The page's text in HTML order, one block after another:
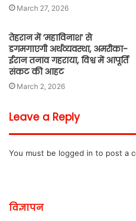
March 27, 2026
तेहरान में ‘महाविनाश’ से
डगमगाएगी अर्थव्यवस्था, अमरीका-
ईरान तनाव गहराया, विश्व में आपूर्ति
संकट की आहट
March 2, 2026
Leave a Reply
You must be logged in to post a
विज्ञापन